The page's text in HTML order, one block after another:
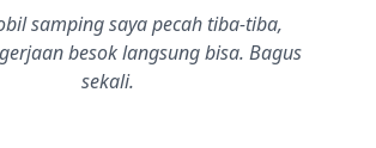
samping saya pecah tiba-tiba,
besok langsung bisa. Bagus
sekali.